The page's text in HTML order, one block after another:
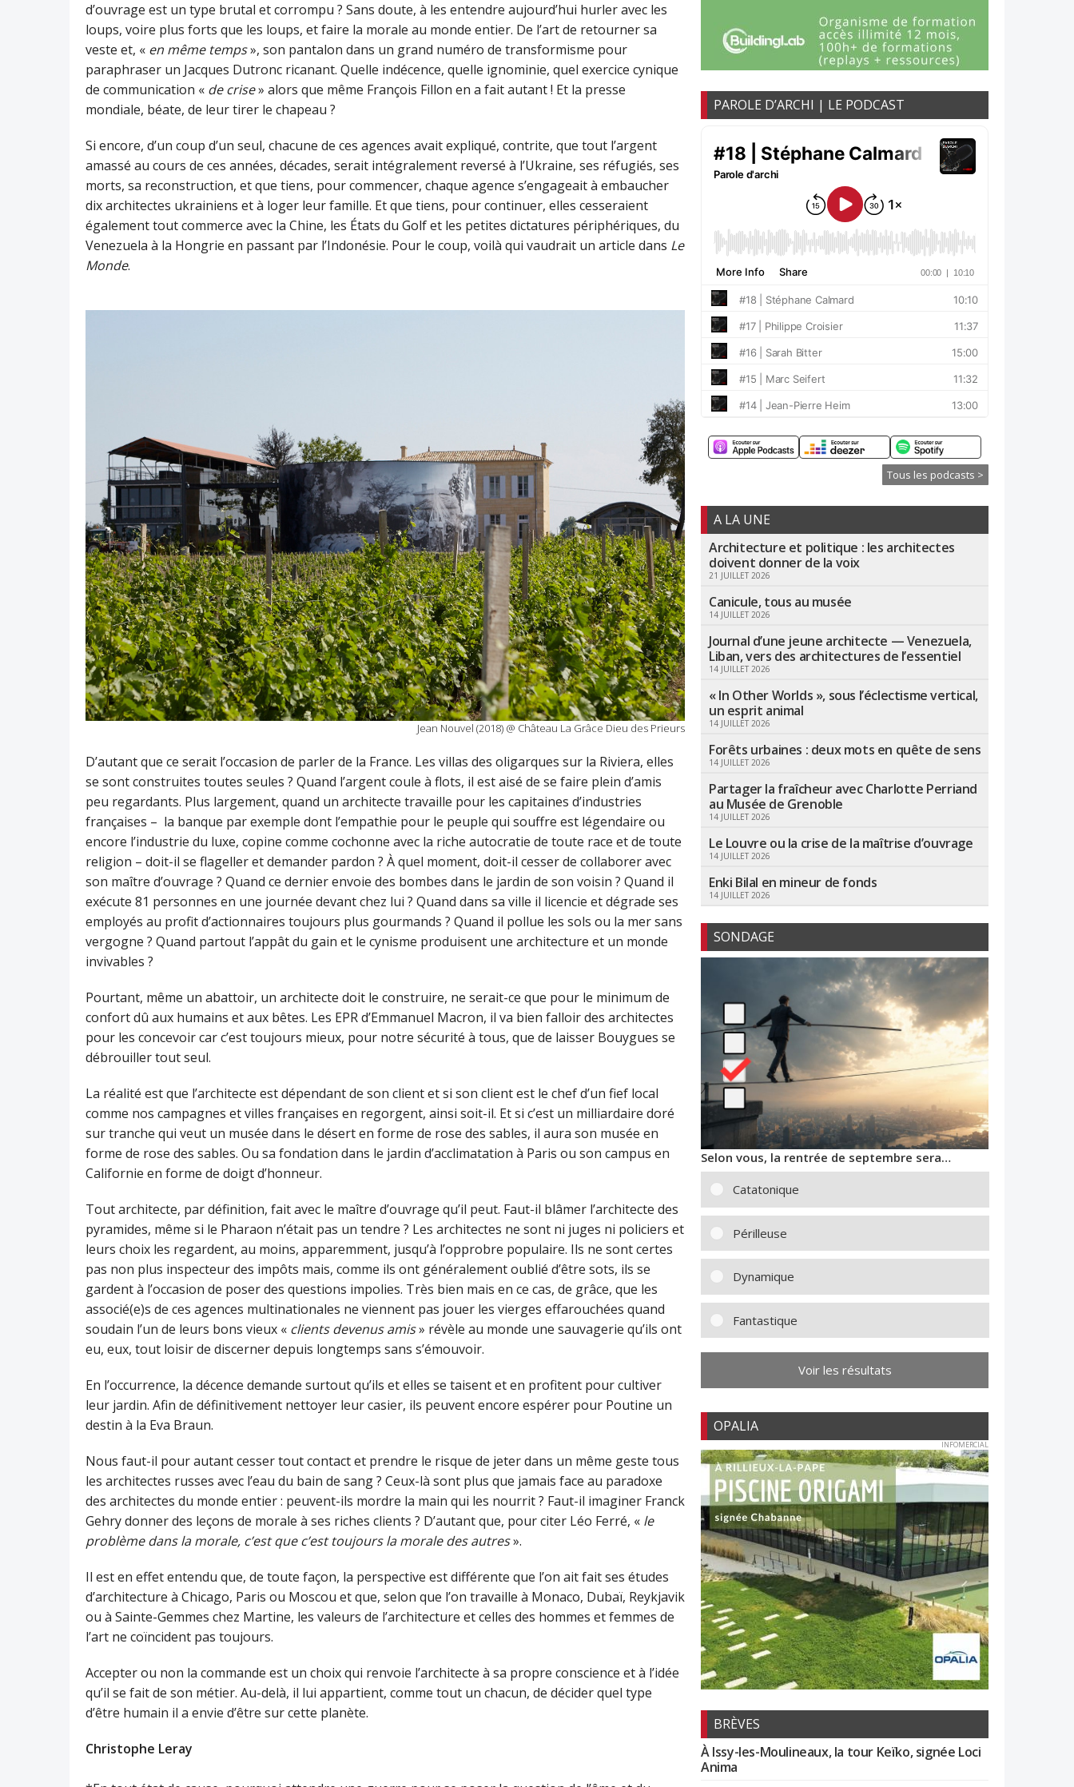
d’ouvrage est un type brutal et corrompu ? Sans doute, à les entendre aujourd’hui hurler avec les
loups, voire plus forts que les loups, et faire la morale au monde entier. De l’art de retourner sa
veste et, « en même temps», son pantalon dans un grand numéro de transformisme pour
paraphraser un Jacques Dutronc ricanant. Quelle indécence, quelle ignominie, quel exercice cynique
de communication « de crise» alors que même François Fillon en a fait autant ! Et la presse
mondiale, béate, de leur tirer le chapeau ?
Si encore, d’un coup d’un seul, chacune de ces agences avait expliqué, contrite, que tout l’argent
amassé au cours de ces années, décades, serait intégralement reversé à l’Ukraine, ses réfugiés, ses
morts, sa reconstruction, et que tiens, pour commencer, chaque agence s’engageait à embaucher
dix architectes ukrainiens et à loger leur famille. Et que tiens, pour continuer, elles cesseraient
également tout commerce avec la Chine, les États du Golf et les petites dictatures périphériques, du
Venezuela à la Hongrie en passant par l’Indonésie. Pour le coup, voilà qui vaudrait un article dans Le
Monde.
Jean Nouvel (2018) @ Château La Grâce Dieu des Prieurs
D’autant que ce serait l’occasion de parler de la France. Les villas des oligarques sur la Riviera, elles
se sont construites toutes seules ? Quand l’argent coule à flots, il est aisé de se faire plein d’amis
peu regardants. Plus largement, quand un architecte travaille pour les capitaines d’industries
françaises – la banque par exemple dont l’empathie pour le peuple qui souffre est légendaire ou
encore l’industrie du luxe, copine comme cochonne avec la riche autocratie de toute race et de toute
religion – doit-il se flageller et demander pardon ? À quel moment, doit-il cesser de collaborer avec
son maître d’ouvrage ? Quand ce dernier envoie des bombes dans le jardin de son voisin ? Quand il
exécute 81 personnes en une journée devant chez lui ? Quand dans sa ville il licencie et dégrade ses
employés au profit d’actionnaires toujours plus gourmands ? Quand il pollue les sols ou la mer sans
vergogne ? Quand partout l’appât du gain et le cynisme produisent une architecture et un monde
invivables ?
Pourtant, même un abattoir, un architecte doit le construire, ne serait-ce que pour le minimum de
confort dû aux humains et aux bêtes. Les EPR d’Emmanuel Macron, il va bien falloir des architectes
pour les concevoir car c’est toujours mieux, pour notre sécurité à tous, que de laisser Bouygues se
débrouiller tout seul.
La réalité est que l’architecte est dépendant de son client et si son client est le chef d’un fief local
comme nos campagnes et villes françaises en regorgent, ainsi soit-il. Et si c’est un milliardaire doré
sur tranche qui veut un musée dans le désert en forme de rose des sables, il aura son musée en
forme de rose des sables. Ou sa fondation dans le jardin d’acclimatation à Paris ou son campus en
Californie en forme de doigt d’honneur.
Tout architecte, par définition, fait avec le maître d’ouvrage qu’il peut. Faut-il blâmer l’architecte des
pyramides, même si le Pharaon n’était pas un tendre ? Les architectes ne sont ni juges ni policiers et
leurs choix les regardent, au moins, apparemment, jusqu’à l’opprobre populaire. Ils ne sont certes
pas non plus inspecteur des impôts mais, comme ils ont généralement oublié d’être sots, ils se
gardent à l’occasion de poser des questions impolies. Très bien mais en ce cas, de grâce, que les
associé(e)s de ces agences multinationales ne viennent pas jouer les vierges effarouchées quand
soudain l’un de leurs bons vieux « clients devenus amis» révèle au monde une sauvagerie qu’ils ont
eu, eux, tout loisir de discerner depuis longtemps sans s’émouvoir.
En l’occurrence, la décence demande surtout qu’ils et elles se taisent et en profitent pour cultiver
leur jardin. Afin de définitivement nettoyer leur casier, ils peuvent encore espérer pour Poutine un
destin à la Eva Braun.
Nous faut-il pour autant cesser tout contact et prendre le risque de jeter dans un même geste tous
les architectes russes avec l’eau du bain de sang ? Ceux-là sont plus que jamais face au paradoxe
des architectes du monde entier : peuvent-ils mordre la main qui les nourrit ? Faut-il imaginer Franck
Gehry donner des leçons de morale à ses riches clients ? D’autant que, pour citer Léo Ferré, « le
problème dans la morale, c’est que c’est toujours la morale des autres».
Il est en effet entendu que, de toute façon, la perspective est différente que l’on ait fait ses études
d’architecture à Chicago, Paris ou Moscou et que, selon que l’on travaille à Monaco, Dubaï, Reykjavik
ou à Sainte-Gemmes chez Martine, les valeurs de l’architecture et celles des hommes et femmes de
l’art ne coïncident pas toujours.
Accepter ou non la commande est un choix qui renvoie l’architecte à sa propre conscience et à l’idée
qu’il se fait de son métier. Au-delà, il lui appartient, comme tout un chacun, de décider quel type
d’être humain il a envie d’être sur cette planète.
Christophe Leray
PAROLE D’ARCHI | LE PODCAST
Tous les podcasts >
A LA UNE
Architecture et politique : les architectes
doivent donner de la voix
21 JUILLET 2026
Canicule, tous au musée
14 JUILLET 2026
Journal d’une jeune architecte — Venezuela,
Liban, vers des architectures de l’essentiel
14 JUILLET 2026
« In Other Worlds », sous l’éclectisme vertical,
un esprit animal
14 JUILLET 2026
Forêts urbaines : deux mots en quête de sens
14 JUILLET 2026
Partager la fraîcheur avec Charlotte Perriand
au Musée de Grenoble
14 JUILLET 2026
Le Louvre ou la crise de la maîtrise d’ouvrage
14 JUILLET 2026
Enki Bilal en mineur de fonds
14 JUILLET 2026
SONDAGE
Selon vous, la rentrée de septembre sera…
Catatonique
Périlleuse
Dynamique
Fantastique
Voir les résultats
OPALIA
INFOMERCIAL
BRÈVES
À Issy-les-Moulineaux, la tour Keïko, signée Loci
Anima